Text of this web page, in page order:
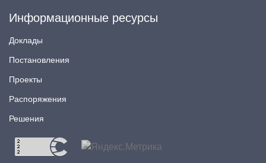
Информационные ресурсы
Доклады
Постановления
Проекты
Распоряжения
Решения